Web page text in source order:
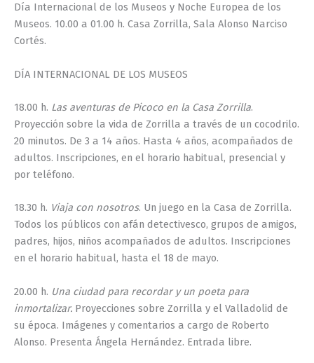
Día Internacional de los Museos y Noche Europea de los
Museos. 10.00 a 01.00 h. Casa Zorrilla, Sala Alonso Narciso
Cortés.
DÍA INTERNACIONAL DE LOS MUSEOS
18.00 h. Las aventuras de Picoco en la Casa Zorrilla.
Proyección sobre la vida de Zorrilla a través de un cocodrilo.
20 minutos. De 3 a 14 años. Hasta 4 años, acompañados de
adultos. Inscripciones, en el horario habitual, presencial y
por teléfono.
18.30 h. Viaja con nosotros. Un juego en la Casa de Zorrilla.
Todos los públicos con afán detectivesco, grupos de amigos,
padres, hijos, niños acompañados de adultos. Inscripciones
en el horario habitual, hasta el 18 de mayo.
20.00 h. Una ciudad para recordar y un poeta para
inmortalizar. Proyecciones sobre Zorrilla y el Valladolid de
su época. Imágenes y comentarios a cargo de Roberto
Alonso. Presenta Ángela Hernández. Entrada libre.